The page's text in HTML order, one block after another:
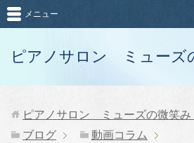
ピアノサロン ミューズ
メニュー
ピアノサロン ミューズの微笑み
ブログ
動画コラム